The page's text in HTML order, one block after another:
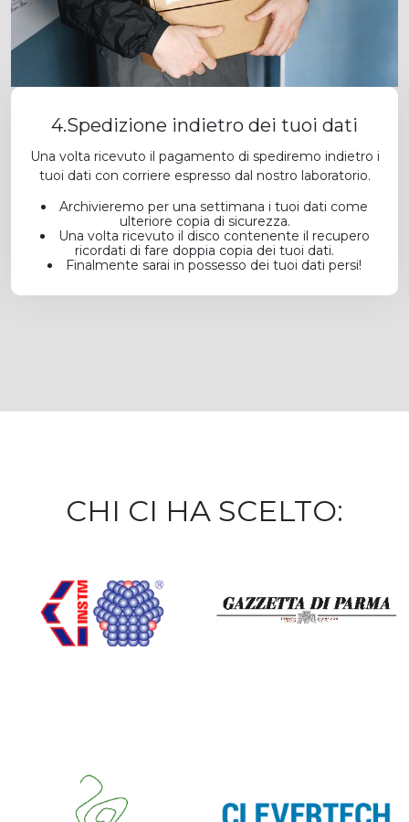
4.Spedizione indietro dei tuoi dati
Una volta ricevuto il pagamento di spediremo indietro i
tuoi dati con corriere espresso dal nostro laboratorio.
Archivieremo per una settimana i tuoi dati come
ulteriore copia di sicurezza.
Una volta ricevuto il disco contenente il recupero
ricordati di fare doppia copia dei tuoi dati.
Finalmente sarai in possesso dei tuoi dati persi!
CHI CI HA SCELTO: